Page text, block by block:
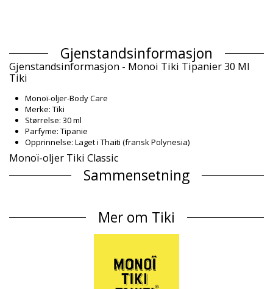
Gjenstandsinformasjon
Gjenstandsinformasjon - Monoi Tiki Tipanier 30 Ml
Tiki
Monoï-oljer-Body Care
Merke: Tiki
Størrelse: 30 ml
Parfyme: Tipanie
Opprinnelse: Laget i Thaiti (fransk Polynesia)
Monoï-oljer Tiki Classic
Sammensetning
Parfum (Fragrance), Tocopherol (Vitamin E), Amyl cinnamal,
Benzyl benzoate, Benzyl salicylate, Cananga odorata
oil/extract, Citronellol, Geran
Produkt informasjon
Avdeling: Unisex, Monoï-oljer
Pakken inneholder: 1 x Monoï-oljer (Annet tilbehør er ikke
Mer om Tiki